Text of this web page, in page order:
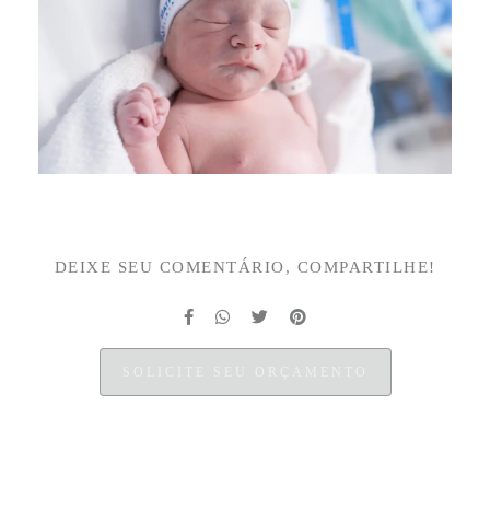
DEIXE SEU COMENTÁRIO, COMPARTILHE!